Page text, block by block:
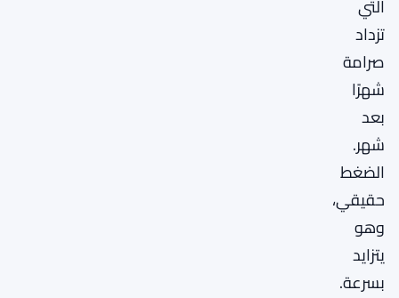
التي
تزداد
صرامة
شهرًا
بعد
شهر.
الضغط
حقيقي،
وهو
يتزايد
بسرعة.